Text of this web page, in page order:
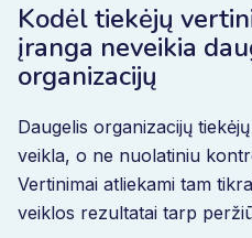
Kodėl tiekėjų
įranga neveikia
organizacijų
Daugelis organizacijų
veikla, o ne nuolatiniu
Vertinimai atliekami tam
veiklos rezultatai tarp